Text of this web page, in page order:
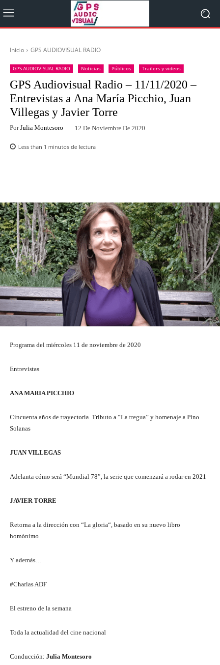
Inicio GPS AUDIOVISUAL RADIO
GPS AUDIOVISUAL RADIO Noticias Públicos Trailers y videos
GPS Audiovisual Radio – 11/11/2020 –
Entrevistas a Ana María Picchio, Juan
Villegas y Javier Torre
Por Julia Montesoro 12 De Noviembre De 2020
Less than 1 minutos de lectura
Programa del miércoles 11 de noviembre de 2020
Entrevistas
ANA MARIA PICCHIO
Cincuenta años de trayectoria. Tributo a “La tregua” y homenaje a Pino
Solanas
JUAN VILLEGAS
Adelanta cómo será “Mundial 78”, la serie que comenzará a rodar en 2021
JAVIER TORRE
Retorna a la dirección con “La gloria“, basado en su nuevo libro
homónimo
Y además…
#Charlas ADF
El estreno de la semana
Toda la actualidad del cine nacional
Conducción: Julia Montesoro